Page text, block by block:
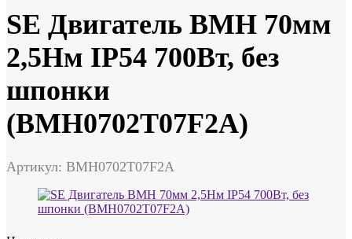
SE Двигатель BMH 70мм
2,5Нм IP54 700Вт, без
шпонки
(BMH0702T07F2A)
Артикул: BMH0702T07F2A